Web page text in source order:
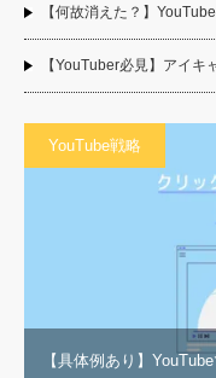
【何故消えた？】
【YouTuber必見】アイ
YouTube戦略
【具体例あり】